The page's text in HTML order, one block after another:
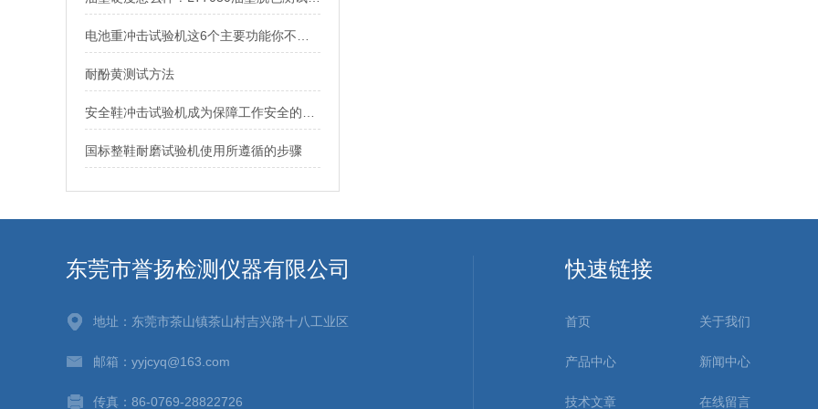
耐酚黄测试方法
国标整鞋耐磨试验机使用所遵循的步骤
东莞市誉扬检测仪器有限公司
地址：东莞市茶山镇茶山村吉兴路十八工业区
邮箱：yyjcyq@163.com
传真：86-0769-28822726
快速链接
首页 关于我们
产品中心 新闻中心
技术文章 在线留言